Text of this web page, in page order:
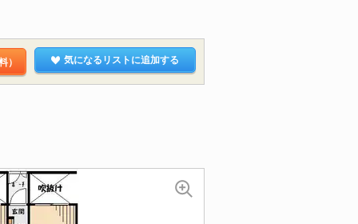
） 気になるリストに追加する